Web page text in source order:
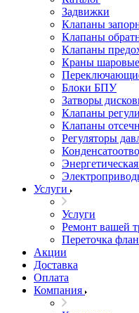
Задвижки
Клапаны
Клапаны
Клапаны
Краны шаровые
Блоки БПУ
Затворы
Клапаны
Клапаны
Регуляторы
Услуги
Услуги
Ремонт вашей
Переточка
Акции
Доставка
Оплата
Компания